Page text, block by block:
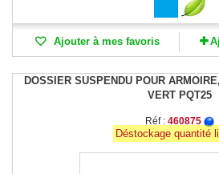
Ajouter à mes favoris
DOSSIER SUSPENDU POUR
VERT PQT25
Réf : 460875
Déstockage quantité